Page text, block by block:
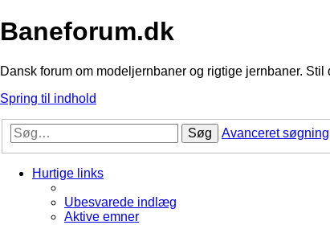
Baneforum.dk
Dansk forum om modeljernbaner og rigtige jernbaner. Stil
Spring til indhold
Søg Avanceret søgning
Hurtige links
Ubesvarede indlæg
Aktive emner